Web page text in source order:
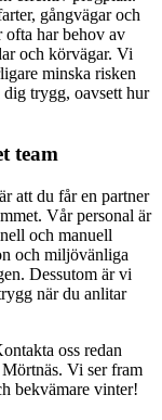
gångvägar och
ofta har behov av
och körvägar. Vi
minska risken
trygg, oavsett hur
team
att du får en partner
Vår personal är
och manuell
och miljövänliga
Dessutom är vi
när du anlitar
oss redan
Vi ser fram
bekvämare vinter!